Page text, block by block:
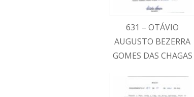
631 – OTÁVIO
AUGUSTO BEZERRA
GOMES DAS CHAGAS